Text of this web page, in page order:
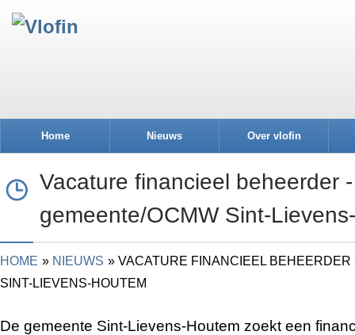
Home Nieuws Over vlofin
Vacature financieel beheerder -
gemeente/OCMW Sint-
HOME NIEUWS
VACATURE FINANCIEEL BEHEERDER
SINT-LIEVENS-HOUTEM
De gemeente Sint-Lievens-Houtem zoekt een